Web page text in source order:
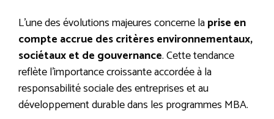
L’une des évolutions majeures concerne laprise en
compte accrue des critères environnementaux,
sociétaux et de gouvernance. Cette tendance
reflète l’importance croissante accordée à la
responsabilité sociale des entreprises et au
développement durable dans les programmes MBA.